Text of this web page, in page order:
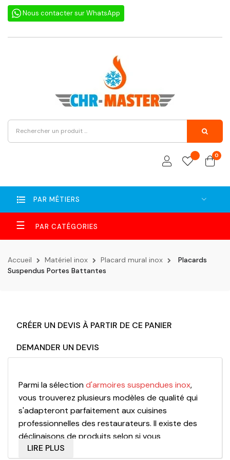
Nous contacter sur WhatsApp
0
PAR MÉTIERS
Basculer
la
navigation
☰
Accueil Matériel inox Placard mural inox
Placards
Suspendus Portes Battantes
CRÉER UN DEVIS À PARTIR DE CE PANIER
DEMANDER UN DEVIS
Parmi la sélectiond'armoires suspendues inox,
vous trouverez plusieurs modèles de qualité qui
s'adapteront parfaitement aux cuisines
professionnelles des restaurateurs. Il existe des
déclinaisons de produits selon si vous
souhaitez plutôt
LIRE PLUS